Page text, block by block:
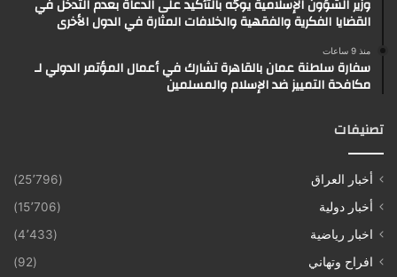
وزير الشؤون الإسلامية يوجّه بالتأكيد على الدعاة بعدم التدخل في
القضايا الفكرية والفقهية والخلافات المثارة في الدول الأخرى
منذ 9 ساعات
سفارة سلطنة عمان بالقاهرة تشارك في أعمال المؤتمر الدولي لـ
مكافحة التمييز ضد الإسلام والمسلمين
تصنيفات
أخبار العراق
(25٬796)
أخبار دولية
(15٬706)
اخبار رياضية
(4٬433)
افراح وتهاني
(92)